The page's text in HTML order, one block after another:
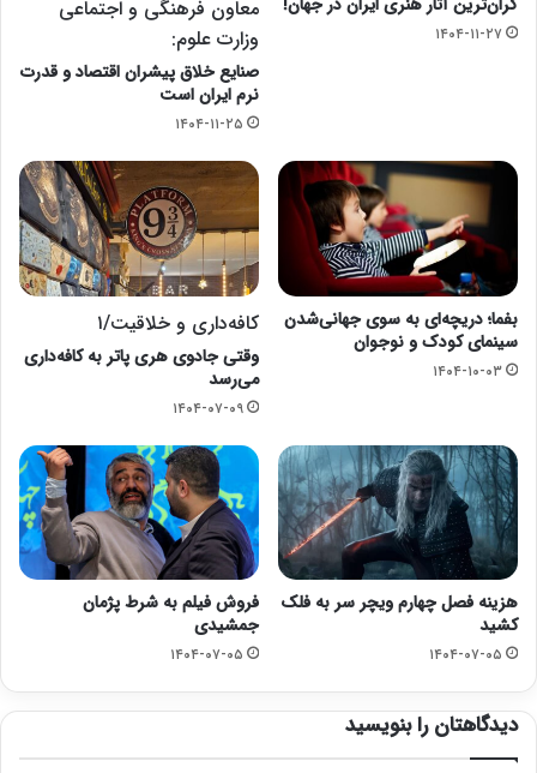
۱۴۰۴-۱۱-۲۷
معاون فرهنگی و اجتماعی
وزارت علوم:
صنایع خلاق پیشران اقتصاد و قدرت
نرم ایران است
۱۴۰۴-۱۱-۲۵
بفما؛ دریچه‌ای به سوی جهانی‌شدن
سینمای کودک و نوجوان
۱۴۰۴-۱۰-۰۳
کافه‌داری و خلاقیت/۱
وقتی جادوی هری پاتر به کافه‌داری
می‌‎رسد
۱۴۰۴-۰۷-۰۹
هزینه فصل چهارم ویچر سر به فلک
کشید
۱۴۰۴-۰۷-۰۵
فروش فیلم به شرط پژمان
جمشیدی
۱۴۰۴-۰۷-۰۵
دیدگاهتان را بنویسید